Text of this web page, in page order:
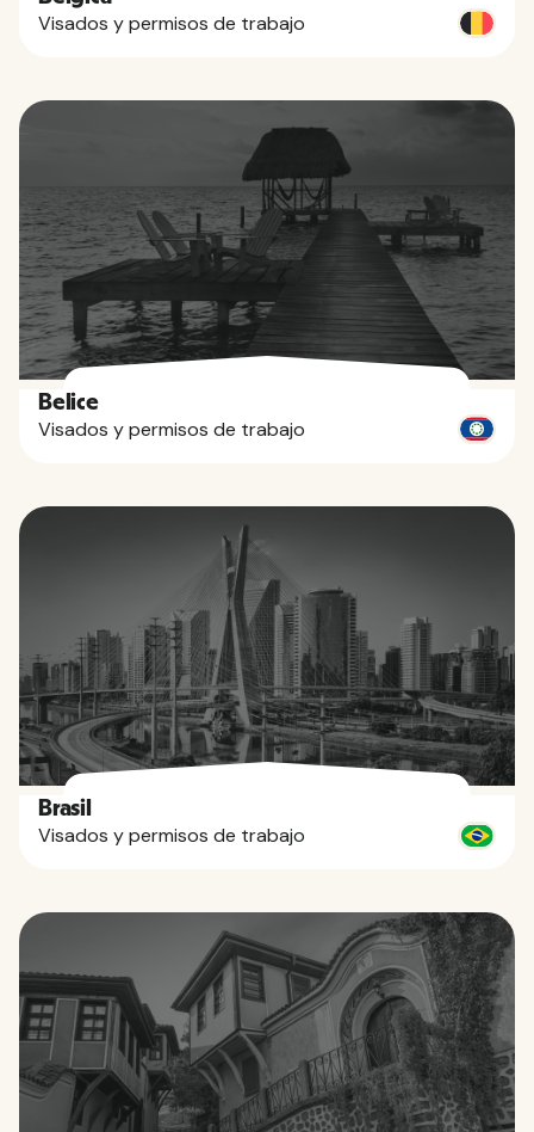
Visados y permisos de trabajo
Belice
Visados y permisos de trabajo
Brasil
Visados y permisos de trabajo